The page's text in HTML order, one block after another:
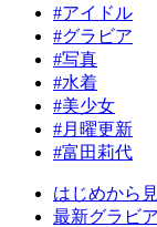
#アイドル
#グラビア
#写真
#水着
#美少女
#月曜更新
#富田莉代
はじめから
最新グラビ